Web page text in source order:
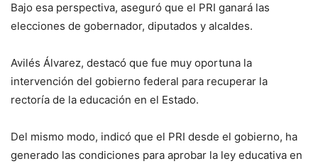
Bajo esa perspectiva, aseguró que el PRI ganará las
elecciones de gobernador, diputados y alcaldes.
Avilés Álvarez, destacó que fue muy oportuna la
intervención del gobierno federal para recuperar la
rectoría de la educación en el Estado.
Del mismo modo, indicó que el PRI desde el gobierno, ha
generado las condiciones para aprobar la ley educativa en